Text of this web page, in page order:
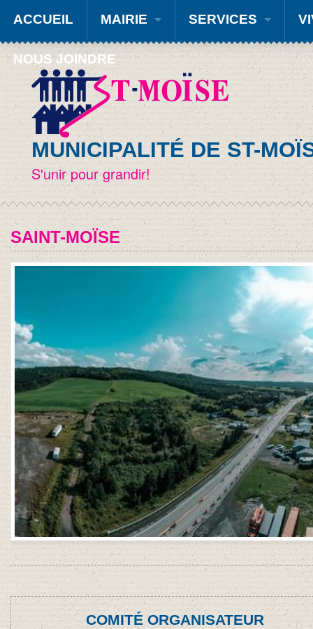
ACCUEIL MAIRIE SERVICES
NOUS JOINDRE
MUNICIPALITÉ DE ST-
S'unir pour grandir!
SAINT-MOÏSE
COMITÉ ORGANISATEUR